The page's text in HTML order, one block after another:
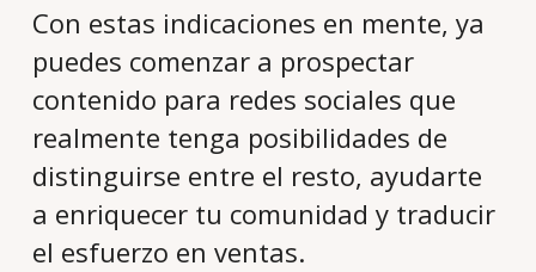
Con estas indicaciones en mente, ya
puedes comenzar a prospectar
contenido para redes sociales que
realmente tenga posibilidades de
distinguirse entre el resto, ayudarte
a enriquecer tu comunidad y traducir
el esfuerzo en ventas.